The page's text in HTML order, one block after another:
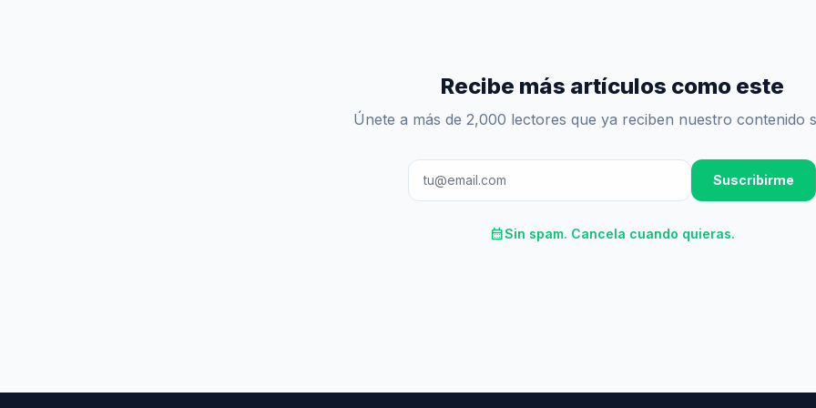
Recibe más artículos como este
Únete a más de 2,000 lectores que ya reciben nuestro contenido
Suscribirme
calendar_monthSin spam. Cancela cuando quieras.